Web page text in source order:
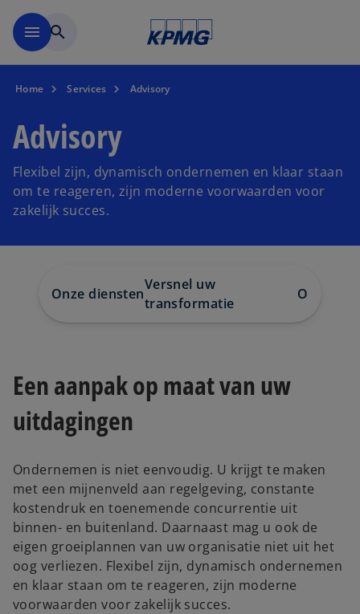
menu search
Home Services Advisory
Advisory
Flexibel zijn, dynamisch ondernemen en klaar staan
om te reageren, zijn moderne voorwaarden voor
zakelijk succes.
Onze diensten
Versnel uw
transformatie
Onze
Een aanpak op maat van uw
uitdagingen
Ondernemen is niet eenvoudig. U krijgt te maken
met een mijnenveld aan regelgeving, constante
kostendruk en toenemende concurrentie uit
binnen- en buitenland. Daarnaast mag u ook de
eigen groeiplannen van uw organisatie niet uit het
oog verliezen. Flexibel zijn, dynamisch ondernemen
en klaar staan om te reageren, zijn moderne
voorwaarden voor zakelijk succes.